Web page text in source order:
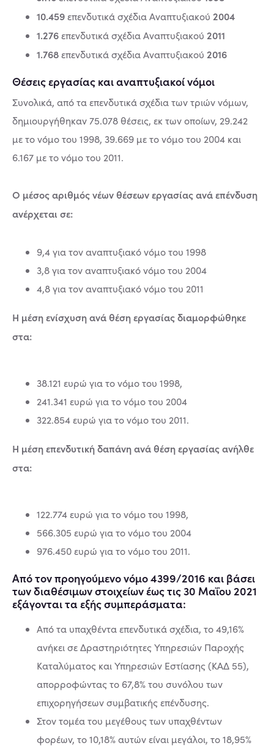
10.459επενδυτικά σχέδια Αναπτυξιακού 2004
1.276επενδυτικά σχέδια Αναπτυξιακού 2011
1.768επενδυτικά σχέδια Αναπτυξιακού 2016
Θέσεις εργασίας και αναπτυξιακοί νόμοι
Συνολικά, από τα επενδυτικά σχέδια των τριών νόμων,
δημιουργήθηκαν 75.078 θέσεις, εκ των οποίων, 29.242
με το νόμο του 1998, 39.669 με το νόμο του 2004 και
6.167 με το νόμο του 2011.
Ο μέσος αριθμός νέων θέσεων εργασίας ανά επένδυση
ανέρχεται σε:
9,4 για τον αναπτυξιακό νόμο του 1998
3,8 για τον αναπτυξιακό νόμο του 2004
4,8 για τον αναπτυξιακό νόμο του 2011
Η μέση ενίσχυση ανά θέση εργασίας διαμορφώθηκε
στα:
38.121 ευρώ για το νόμο του 1998,
241.341 ευρώ για το νόμο του 2004
322.854 ευρώ για το νόμο του 2011.
Η μέση επενδυτική δαπάνη ανά θέση εργασίας ανήλθε
στα:
122.774 ευρώ για το νόμο του 1998,
566.305 ευρώ για το νόμο του 2004
976.450 ευρώ για το νόμο του 2011.
Από τον προηγούμενο νόμο 4399/2016 και βάσει
των διαθέσιμων στοιχείων έως τις 30 Μαΐου 2021
εξάγονται τα εξής συμπεράσματα:
Από τα υπαχθέντα επενδυτικά σχέδια, το 49,16%
ανήκει σε Δραστηριότητες Υπηρεσιών Παροχής
Καταλύματος και Υπηρεσιών Εστίασης (ΚΑΔ 55),
απορροφώντας το 67,8% του συνόλου των
επιχορηγήσεων συμβατικής επένδυσης.
Στον τομέα του μεγέθους των υπαχθέντων
φορέων, το 10,18% αυτών είναι μεγάλοι, το 18,95%